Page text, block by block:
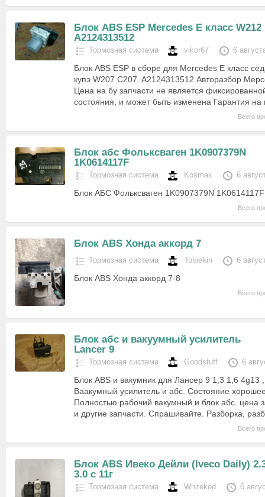
Блок ABS ESP Mercedes E класс W212
A2124313512
Тормозная система vikor67 6
Блок ABS ESP в сборе для Mercedes E класс
купэ W207 C207. A2124313512 Авторазбор
Цена на бу запчасти не является
состояния, и может быть изменена Гарантия
Всего
Блок абс Фольксваген 1K0907379N
1K0614117F
Тормозная система Kosmax 6
Блок АБС Фольксваген 1K0907379N 1K0614117F
Всего
Блок ABS Хонда аккорд 7
Тормозная система Tolpekin 6
Блок ABS Хонда аккорд 7-8
Всего
Блок абс и вакуумный усилитель
Lancer 9
Тормозная система Goodstuff 6
Блок ABS и вакумник для Лансер 9 1,3 1,6 4g13
Ваакумный усилитель и абс. Состояние
Полностью рабочий вакумный и блок абс. цена
и другие запчасти. Спрашивайте. Разборка,
Всего
Блок ABS Ивеко Дейли (Iveco Daily)
3.0 с 11г
Тормозная система Whitekod 6